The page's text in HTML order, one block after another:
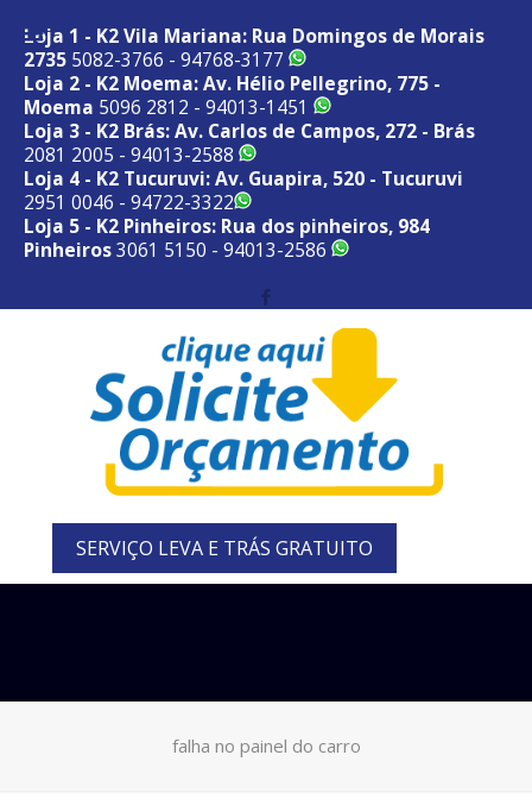
Loja 1 - K2 Vila Mariana: Rua Domingos de Morais
2735 5082-3766 - 94768-3177
Loja 2 - K2 Moema: Av. Hélio Pellegrino, 775 -
Moema 5096 2812 - 94013-1451
Loja 3 - K2 Brás: Av. Carlos de Campos, 272 - Brás
2081 2005 - 94013-2588
Loja 4 - K2 Tucuruvi: Av. Guapira, 520 - Tucuruvi
2951 0046 - 94722-3322
Loja 5 - K2 Pinheiros: Rua dos pinheiros, 984
Pinheiros3061 5150 - 94013-2586
SERVIÇO LEVA E TRÁS GRATUITO
falha no painel do carro